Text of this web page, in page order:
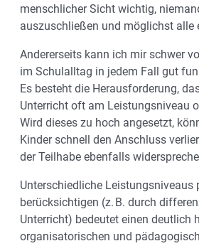
menschlicher Sicht wichtig,
auszuschließen und möglichst alle
Andererseits kann ich mir schwer
im Schulalltag in jedem Fall gut
Es besteht die Herausforderung,
Unterricht oft am Leistungsniveau
Wird dieses zu hoch angesetzt,
Kinder schnell den Anschluss
der Teilhabe ebenfalls
Unterschiedliche Leistungsniveaus
berücksichtigen (z. B. durch
Unterricht) bedeutet einen deutlich
organisatorischen und